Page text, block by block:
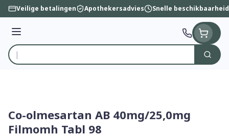
Ga naar de inhoud
Veilige betalingen Apothekersadvies Snelle beschikbaarheid
Menu
Product, merk, categorie...
Zoek
Co-olmesartan AB 40mg/25,0mg
Filmomh Tabl 98